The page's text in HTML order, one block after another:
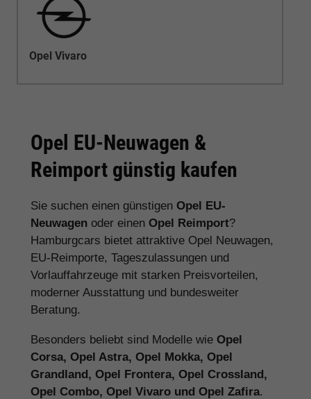
Opel Vivaro
Opel EU-Neuwagen &
Reimport günstig kaufen
Sie suchen einen günstigen Opel EU-
Neuwagen oder einen Opel Reimport?
Hamburgcars bietet attraktive Opel Neuwagen,
EU-Reimporte, Tageszulassungen und
Vorlauffahrzeuge mit starken Preisvorteilen,
moderner Ausstattung und bundesweiter
Beratung.
Besonders beliebt sind Modelle wie Opel
Corsa, Opel Astra, Opel Mokka, Opel
Grandland, Opel Frontera, Opel Crossland,
Opel Combo, Opel Vivaro und Opel Zafira.